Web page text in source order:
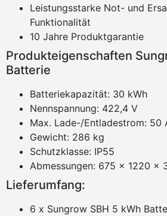
Leistungsstarke Not- und
Funktionalität
10 Jahre Produktgarantie
Produkteigenschaften
Batterie
Batteriekapazität: 30 kWh
Nennspannung: 422,4 V
Max. Lade-/Entladestrom: 50
Gewicht: 286 kg
Schutzklasse: IP55
Abmessungen: 675 x 1220 x
Lieferumfang:
6 x Sungrow SBH 5 kWh